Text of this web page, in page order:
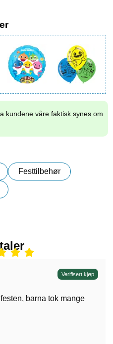
kundene våre faktisk synes om
Festtilbehør
Verifisert kjøp
barna tok mange